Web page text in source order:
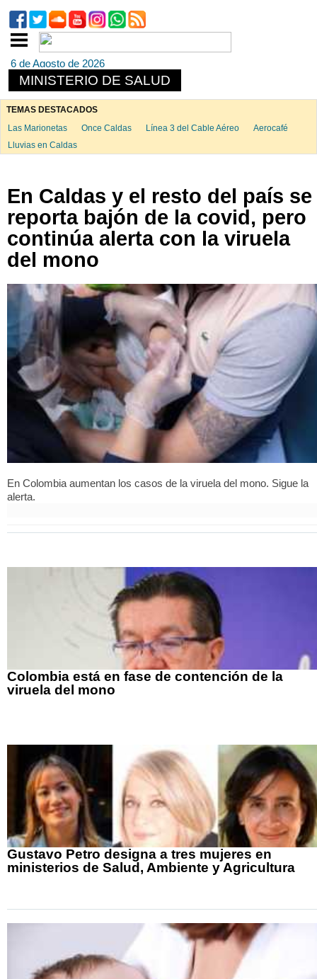
6 de Agosto de 2026
MINISTERIO DE SALUD
TEMAS DESTACADOS
Las Marionetas
Once Caldas Línea 3 del Cable Aéreo
Aerocafé
Lluvias en Caldas
En Caldas y el resto del país se
reporta bajón de la covid, pero
continúa alerta con la viruela
del mono
En Colombia aumentan los casos de la viruela del mono. Sigue la
alerta.
Colombia está en fase de contención de la
viruela del mono
Gustavo Petro designa a tres mujeres en
ministerios de Salud, Ambiente y Agricultura